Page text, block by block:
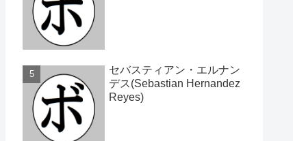
セバスティアン・エルナン
デス(Sebastian Hernandez
Reyes)